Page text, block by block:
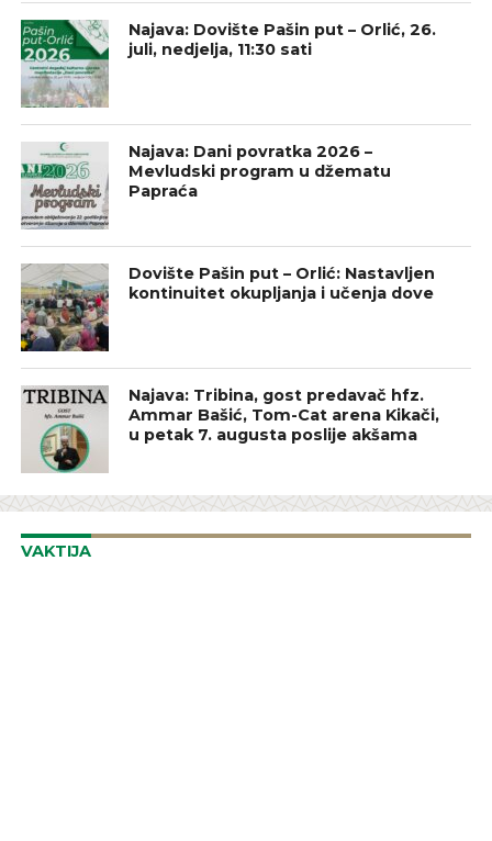
Najava: Dovište Pašin put – Orlić, 26.
juli, nedjelja, 11:30 sati
Najava: Dani povratka 2026 –
Mevludski program u džematu
Papraća
Dovište Pašin put – Orlić: Nastavljen
kontinuitet okupljanja i učenja dove
Najava: Tribina, gost predavač hfz.
Ammar Bašić, Tom-Cat arena Kikači,
u petak 7. augusta poslije akšama
VAKTIJA